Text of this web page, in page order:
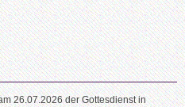
26.07.2026 der Gottesdienst in